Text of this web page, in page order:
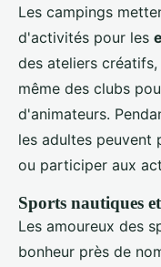
Les campings
d'activités pour les
des ateliers
même des clubs
d'animateurs.
les adultes peuvent
ou participer aux
Sports nautiques
Les amoureux des
bonheur près de